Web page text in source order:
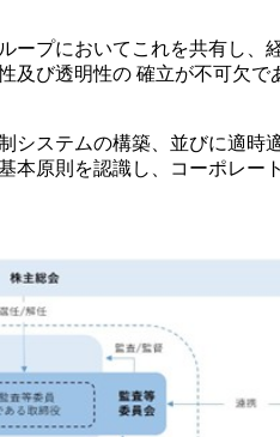
プにおいてこれを共有し
び透明性の 確立が不可欠
ステムの構築、並びに適
原則を認識し、コーポレー